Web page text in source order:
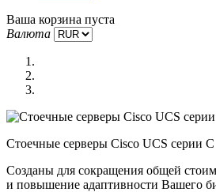
Ваша корзина пуста
Валюта
Стоечные серверы Cisco UCS серии C
Созданы для сокращения общей
и повышение адаптивности Вашего